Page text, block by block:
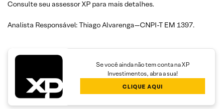
Consulte seu assessor XP para mais detalhes.
Analista Responsável: Thiago Alvarenga—CNPI-T EM 1397.
Se você ainda não tem conta na XP
Investimentos, abra a sua!
CLIQUE AQUI